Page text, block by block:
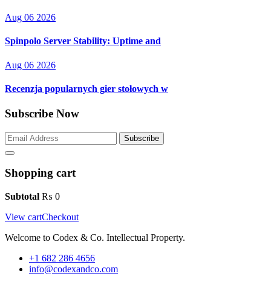
Aug 06 2026
Spinpolo Server Stability: Uptime and
Aug 06 2026
Recenzja popularnych gier stołowych w
Subscribe Now
Subscribe
Shopping cart
Subtotal ₨ 0
View cartCheckout
Welcome to Codex & Co. Intellectual Property.
+1 682 286 4656
info@codexandco.com